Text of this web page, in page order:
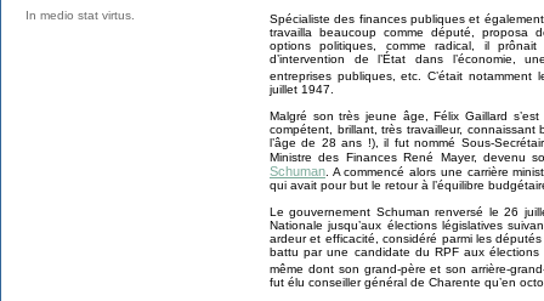
In medio stat virtus.
Spécialiste des finances publiques et
travailla beaucoup comme député, proposa
options politiques, comme radical, il
d’intervention de l’État dans l’économie,
entreprises publiques, etc. C’était
juillet 1947.
Malgré son très jeune âge, Félix Gaillard
compétent, brillant, très travailleur,
l’âge de 28 ans !), il fut nommé Sous-
Ministre des Finances René Mayer, devenu
Schuman . A commencé alors une carrière
qui avait pour but le retour à l’équilibre
Le gouvernement Schuman renversé le 26
Nationale jusqu’aux élections législatives
ardeur et efficacité, considéré parmi les
battu par une candidate du RPF aux
même dont son grand-père et son arrière-
fut élu conseiller général de Charente qu’en